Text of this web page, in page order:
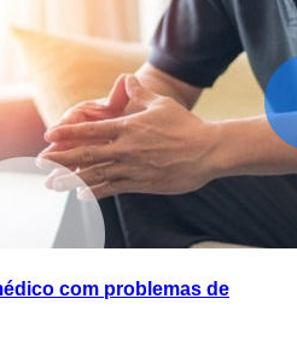
com problemas de